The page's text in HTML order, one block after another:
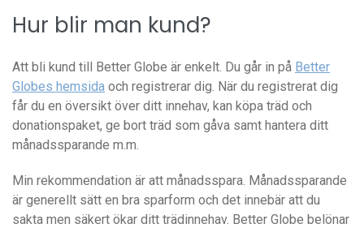
Hur blir man kund?
Att bli kund till Better Globe är enkelt. Du går in på Better
Globes hemsida och registrerar dig. När du registrerat dig
får du en översikt över ditt innehav, kan köpa träd och
donationspaket, ge bort träd som gåva samt hantera ditt
månadssparande m.m.
Min rekommendation är att månadsspara. Månadssparande
är generellt sätt en bra sparform och det innebär att du
sakta men säkert ökar ditt trädinnehav. Better Globe belönar